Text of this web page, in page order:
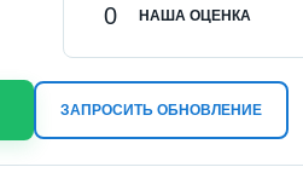
НАША ОЦЕНКА
0
ЗАПРОСИТЬ ОБНОВЛЕНИЕ